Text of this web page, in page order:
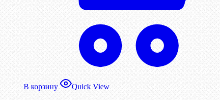
В корзину Quick View